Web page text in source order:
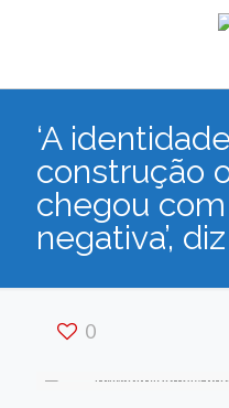
‘A
construção
chegou
negativa’,
0